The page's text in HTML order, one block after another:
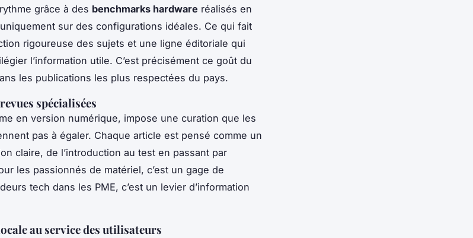
grâce à des benchmarks hardware réalisés en
sur des configurations idéales. Ce qui fait
rigoureuse des sujets et une ligne éditoriale qui
l’information utile. C’est précisément ce goût du
les publications les plus respectées du pays.
spécialisées
en version numérique, impose une curation que les
pas à égaler. Chaque article est pensé comme un
claire, de l’introduction au test en passant par
les passionnés de matériel, c’est un gage de
tech dans les PME, c’est un levier d’information
au service des utilisateurs